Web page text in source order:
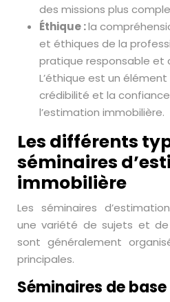
des missions plus
Éthique :la
et éthiques de la
pratique responsable et
L’éthique est un
crédibilité et la
l’estimation immobilière.
Les différents
séminaires
immobilière
Les séminaires
une variété de sujets et de
sont généralement
principales.
Séminaires de base